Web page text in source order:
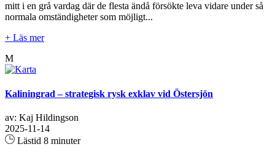
mitt i en grå vardag där de flesta ändå försökte leva vidare under så
normala omständigheter som möjligt...
+ Läs mer
M
Kaliningrad – strategisk rysk exklav vid Östersjön
av: Kaj Hildingson
2025-11-14
Lästid 8 minuter